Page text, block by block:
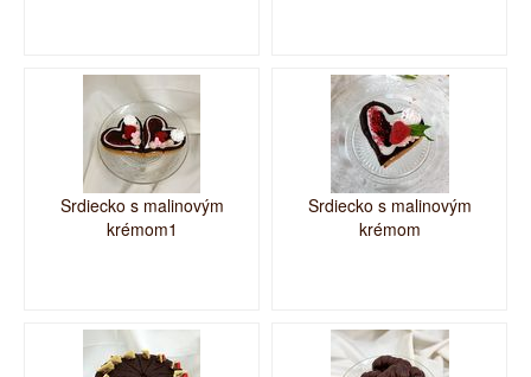
Srdiecko s malinovým
krémom1
Srdiecko s malinovým
krémom